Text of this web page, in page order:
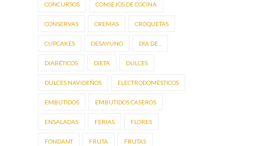
CONCURSOS CONSEJOS DE COCINA
CONSERVAS CREMAS CROQUETAS
CUPCAKES DESAYUNO DÍA DE...
DIABÉTICOS DIETA DULCES
DULCES NAVIDEÑOS ELECTRODOMÉSTICOS
EMBUTIDOS EMBUTIDOS CASEROS
ENSALADAS FERIAS FLORES
FONDANT FRUTA FRUTAS